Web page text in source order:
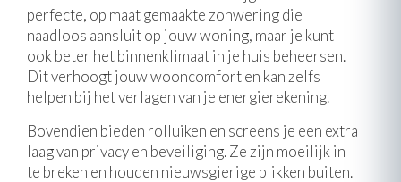
perfecte, op maat gemaakte zonwering die
naadloos aansluit op jouw woning, maar je kunt
ook beter het binnenklimaat in je huis beheersen.
Dit verhoogt jouw wooncomfort en kan zelfs
helpen bij het verlagen van je energierekening.
Bovendien bieden rolluiken en screens je een extra
laag van privacy en beveiliging. Ze zijn moeilijk in
te breken en houden nieuwsgierige blikken buiten.